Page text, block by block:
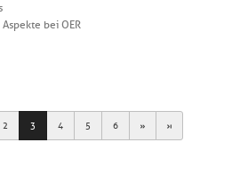
bei OER
2 3 4 5 6 Next Last